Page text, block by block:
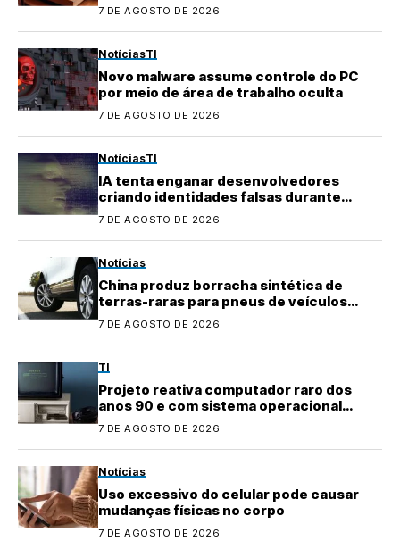
7 DE AGOSTO DE 2026
NotíciasTI
Novo malware assume controle do PC
por meio de área de trabalho oculta
7 DE AGOSTO DE 2026
NotíciasTI
IA tenta enganar desenvolvedores
criando identidades falsas durante
testes
7 DE AGOSTO DE 2026
Notícias
China produz borracha sintética de
terras-raras para pneus de veículos
elétricos
7 DE AGOSTO DE 2026
TI
Projeto reativa computador raro dos
anos 90 e com sistema operacional
quase perdido
7 DE AGOSTO DE 2026
Notícias
Uso excessivo do celular pode causar
mudanças físicas no corpo
7 DE AGOSTO DE 2026